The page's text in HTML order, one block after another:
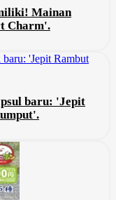
Mainan
Charm'.
baru: 'Jepit